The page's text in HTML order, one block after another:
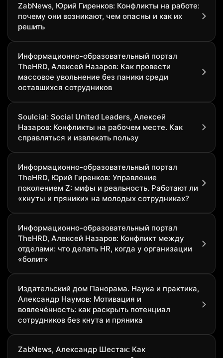
ZabNews, Юрий Гиренков: Конфликты на работе:
почему они возникают, чем опасны и как их
решить
Информационно-образовательный портал
TheHRD, Алексей Назаров: Как провести
массовое увольнение без паники среди
оставшихся сотрудников
Soulcial: Social United Leaders, Алексей
Назаров: Конфликты на рабочем месте. Как
справляться и извлекать пользу
Информационно-образовательный портал
TheHRD, Юрий Гиренков: Управление
поколением Z: мифы и реальность. Работают ли
«кнуты и пряники» на молодых сотрудниках?
Информационно-образовательный портал
TheHRD, Алексей Назаров: Конфликт между
отделами: что делать HR, когда у организации
«болит»
Издательский дом Панорама. Наука и практика,
Александр Наумов: Мотивация и
вовлечённость: как раскрыть потенциал
сотрудников без кнута и пряника
ZabNews, Александр Шестак: Как